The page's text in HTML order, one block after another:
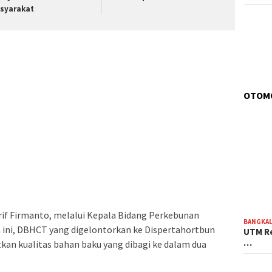
Firmanto, melalui Kepala Bidang Perkebunan
DBHCT yang digelontorkan ke Dispertahortbun
kualitas bahan baku yang dibagi ke dalam dua
UTM
…